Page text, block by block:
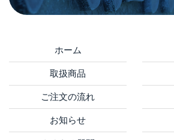
ホーム
取扱商品
ご注文の流れ
お知らせ